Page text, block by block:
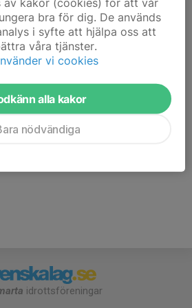
på plats precis vid träningsstart
desto mindre tid för att
du vill testa på långhållsskytte
torsdagen varje månad för att få
idrottsföreningar
bra för dig. De används
i syfte att hjälpa oss att
våra tjänster.
vi cookies
alla kakor
nödvändiga